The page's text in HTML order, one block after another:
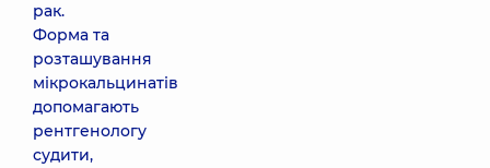
рак.
Форма та
розташування
мікрокальцинатів
допомагають
рентгенологу
судити,